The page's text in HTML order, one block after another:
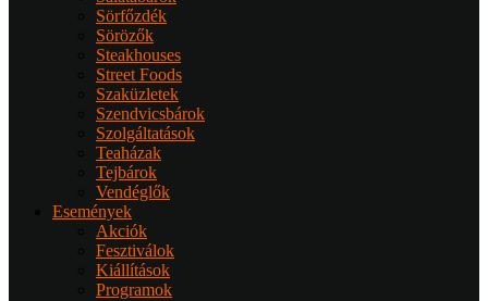
Sörfőzdék
Sörözők
Steakhouses
Street Foods
Szaküzletek
Szendvicsbárok
Szolgáltatások
Teaházak
Tejbárok
Vendéglők
Események
Akciók
Fesztiválok
Kiállítások
Programok